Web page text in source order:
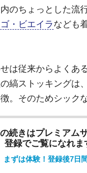
のちょっとした流
・ビエイラ なども
は従来からよくあ
縞ストッキングは
。そのためシック
続きはプレミアム
登録でご覧になれま
まずは体験！登録後7日